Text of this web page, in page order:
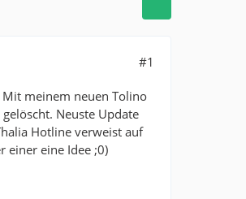
#1
meinem neuen Tolino
Neuste Update
Hotline verweist auf
einer eine Idee ;0)